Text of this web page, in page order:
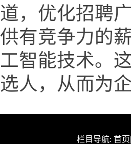
道，优化招聘
供有竞争力的
工智能技术。
选人，从而为
栏目导航: 首页|